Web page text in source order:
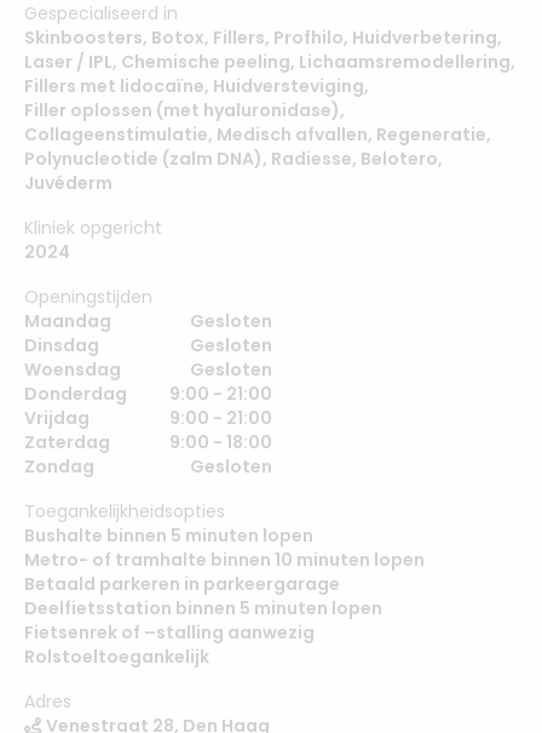
Gespecialiseerd in
Skinboosters, Botox, Fillers, Profhilo, Huidverbetering,
Laser / IPL, Chemische peeling, Lichaamsremodellering,
Fillers met lidocaïne, Huidversteviging,
Filler oplossen (met hyaluronidase),
Collageenstimulatie, Medisch afvallen, Regeneratie,
Polynucleotide (zalm DNA), Radiesse, Belotero,
Juvéderm
Kliniek opgericht
2024
Openingstijden
Maandag
Gesloten
Dinsdag
Gesloten
Woensdag
Gesloten
Donderdag
9:00 - 21:00
Vrijdag
9:00 - 21:00
Zaterdag
9:00 - 18:00
Zondag
Gesloten
Toegankelijkheidsopties
Bushalte binnen 5 minuten lopen
Metro- of tramhalte binnen 10 minuten lopen
Betaald parkeren in parkeergarage
Deelfietsstation binnen 5 minuten lopen
Fietsenrek of –stalling aanwezig
Rolstoeltoegankelijk
Adres
Venestraat 28, Den Haag